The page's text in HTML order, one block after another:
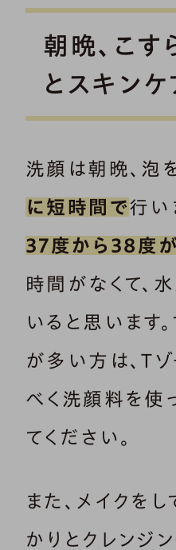
朝晩、こす
とスキンケ
洗顔は朝晩、泡
に短時間で行い
37度から38度
時間がなくて、
いると思います
が多い方は、T
べく洗顔料を使
てください。
また、メイクを
かりとクレンジ